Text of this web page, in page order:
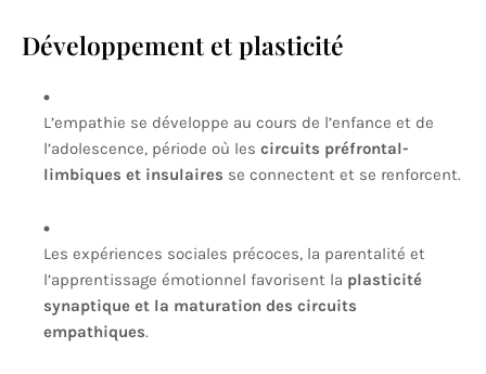
Développement et plasticité
L’empathie se développe au cours de l’enfance et de
l’adolescence, période où les circuits préfrontal-
limbiques et insulaires se connectent et se renforcent.
Les expériences sociales précoces, la parentalité et
l’apprentissage émotionnel favorisent la plasticité
synaptique et la maturation des circuits
empathiques.